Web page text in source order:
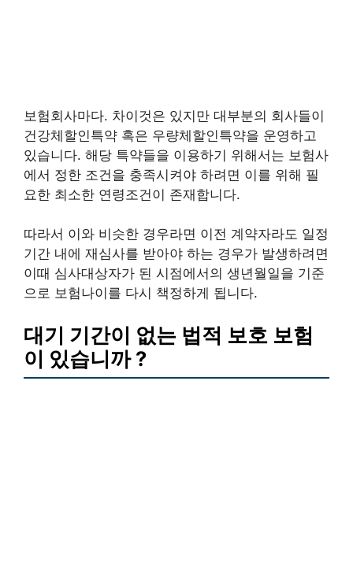
보험회사마다. 차이것은 있지만 대부분의 회사들이
건강체할인특약 혹은 우량체할인특약을 운영하고
있습니다. 해당 특약들을 이용하기 위해서는 보험사
에서 정한 조건을 충족시켜야 하려면 이를 위해 필
요한 최소한 연령조건이 존재합니다.
따라서 이와 비슷한 경우라면 이전 계약자라도 일정
기간 내에 재심사를 받아야 하는 경우가 발생하려면
이때 심사대상자가 된 시점에서의 생년월일을 기준
으로 보험나이를 다시 책정하게 됩니다.
대기 기간이 없는 법적 보호 보험
이 있습니까 ?